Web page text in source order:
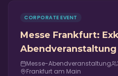
CORPORATE EVENT
Messe Frankfurt:
Abendveranstaltung
Messe-Abendveranstaltung
Frankfurt am Main